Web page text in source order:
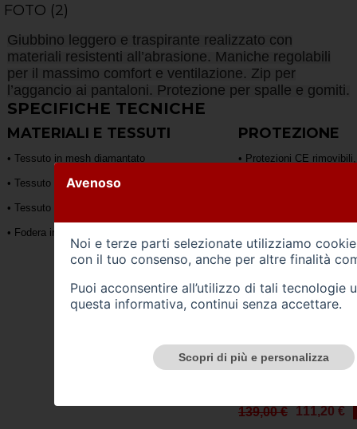
FOTO (2)
Giubbino leggero e traspirante realizzato con
materiali resistenti all’abrasione. Maniche regolabili
per il massimo comfort e ventilazione. Zip per
l’aggancio ai pantaloni. Protezione per spalle e gomiti.
SPECIFICHE TECNICHE
MATERIALI E TESSUTI
• Tessuto in mesh diamantato
• Tessuto in poliestere 600D 92T
• Tessuto Ripstop (poliestere)
• Fodera interna fissa Monostrato
PROTEZIONE
• Protezioni CE
139,00 € 111,20 €
Avenoso
Noi e terze parti selezionate utilizziamo
con il tuo consenso, anche per altre finalità
Puoi acconsentire all’utilizzo di tali tecnologie
questa informativa, continui senza accettare.
Scopri di più e personalizza